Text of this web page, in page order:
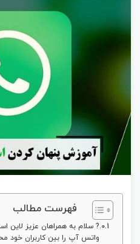
فهرست مطالب
? سلام به همراهان عزیز لاین
واتس آپ را بین کاربران خود